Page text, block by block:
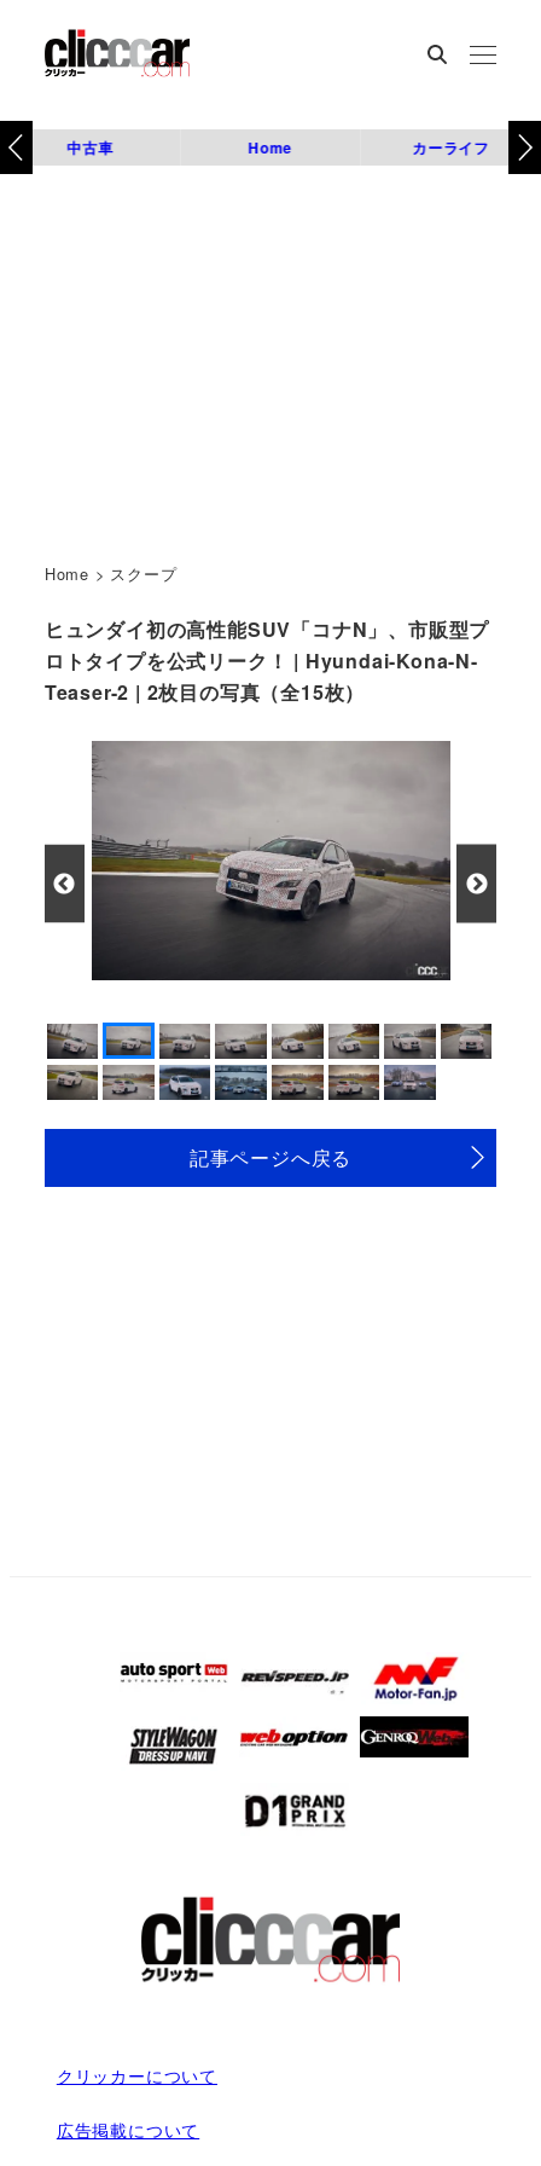
中古車 Home カーライフ
Home > スクープ
ヒュンダイ初の高性能SUV「コナN」、市販型プ
ロトタイプを公式リーク！ | Hyundai-Kona-N-
Teaser-2 | 2枚目の写真（全15枚）
記事ページへ戻る
クリッカーについて
広告掲載について